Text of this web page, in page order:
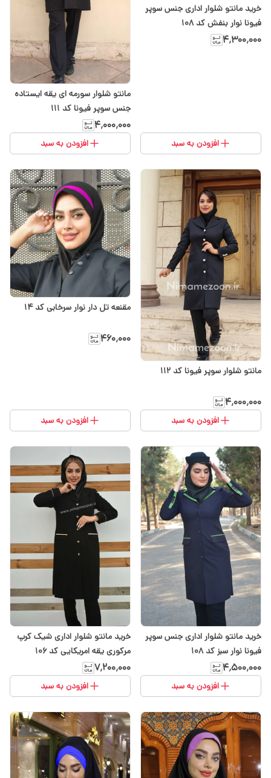
خرید مانتو شلوار اداری جنس سوپر
فیونا نوار بنفش کد ۱۰۸
۴٬۳۰۰٬۰۰۰
افزودن به سبد
مانتو شلوار سورمه ای یقه ایستاده
جنس سوپر فیونا کد ۱۱۱
۴٬۰۰۰٬۰۰۰
افزودن به سبد
مانتو شلوار سوپر فیونا کد ۱۱۲
۴٬۰۰۰٬۰۰۰
افزودن به سبد
مقنعه تل دار نوار سرخابی کد ۱۴
۴۶۰٬۰۰۰
افزودن به سبد
خرید مانتو شلوار اداری جنس سوپر
فیونا نوار سبز کد ۱۰۸
۴٬۵۰۰٬۰۰۰
افزودن به سبد
خرید مانتو شلوار اداری شیک کرپ
مرکوری یقه امریکایی کد ۱۰۶
۷٬۲۰۰٬۰۰۰
افزودن به سبد